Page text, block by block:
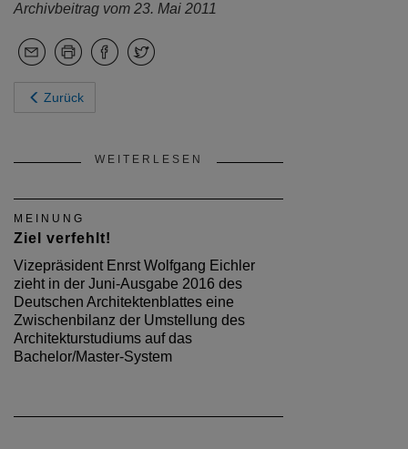
Archivbeitrag vom 23. Mai 2011
Zurück
WEITERLESEN
MEINUNG
Ziel verfehlt!
Vizepräsident Enrst Wolfgang Eichler
zieht in der Juni-Ausgabe 2016 des
Deutschen Architektenblattes eine
Zwischenbilanz der Umstellung des
Architekturstudiums auf das
Bachelor/Master-System